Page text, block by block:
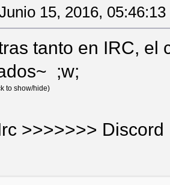
15, 2016, 05:46:13
tanto en IRC, el
;w;
to show/hide)
>>>>>>> Discord